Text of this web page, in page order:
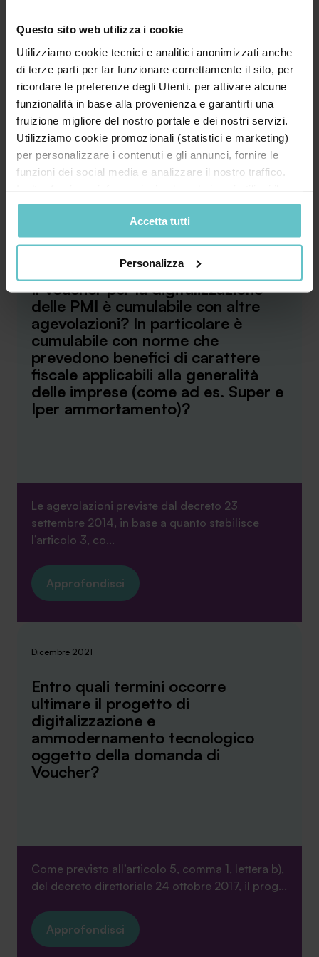
Questo sito web utilizza i cookie
Utilizziamo cookie tecnici e analitici anonimizzati anche
di terze parti per far funzionare correttamente il sito, per
ricordare le preferenze degli Utenti. per attivare alcune
funzionalità in base alla provenienza e garantirti una
fruizione migliore del nostro portale e dei nostri servizi.
Utilizziamo cookie promozionali (statistici e marketing)
per personalizzare i contenuti e gli annunci, fornire le
funzioni dei social media e analizzare il nostro traffico.
nostro sito ai nostri partner che si occupano di analisi dei
dati web, pubblicità e social media, i quali potrebbero
combinarle con altre informazioni che hai fornito loro o
che hanno raccolto in base al tuo utilizzo dei loro servizi.
cookie potranno essere implementati ad esclusione di
quelli tecnici che sono necessari per il funzionamento del
sito. Cliccando su “ACCETTA TUTTI” invece accetterai di
implementare tutti i cookie. Chiudendo questo banner
verranno installati i soli cookie necessari al
funzionamento del sito. Per tutte le informazioni complete
ti invitiamo a consultare le "Informazioni sui Cookie" qui
sopra.
Accetta tutti
Personalizza
L’invio delle domande di accesso alle
agevolazioni può essere effettuato, utilizzando
esclusivamente...
Il Voucher per la digitalizzazione
delle PMI è cumulabile con altre
agevolazioni? In particolare è
cumulabile con norme che
prevedono benefici di carattere
fiscale applicabili alla generalità
delle imprese (come ad es. Super e
Iper ammortamento)?
Le agevolazioni previste dal decreto 23
settembre 2014, in base a quanto stabilisce
l’articolo 3, co...
Approfondisci
Dicembre 2021
Entro quali termini occorre
ultimare il progetto di
digitalizzazione e
ammodernamento tecnologico
oggetto della domanda di
Voucher?
Come previsto all’articolo 5, comma 1, lettera b),
del decreto direttoriale 24 ottobre 2017, il prog...
Approfondisci